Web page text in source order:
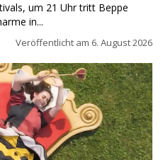
um 21 Uhr tritt Beppe
in...
Veröffentlicht am 6. August 2026